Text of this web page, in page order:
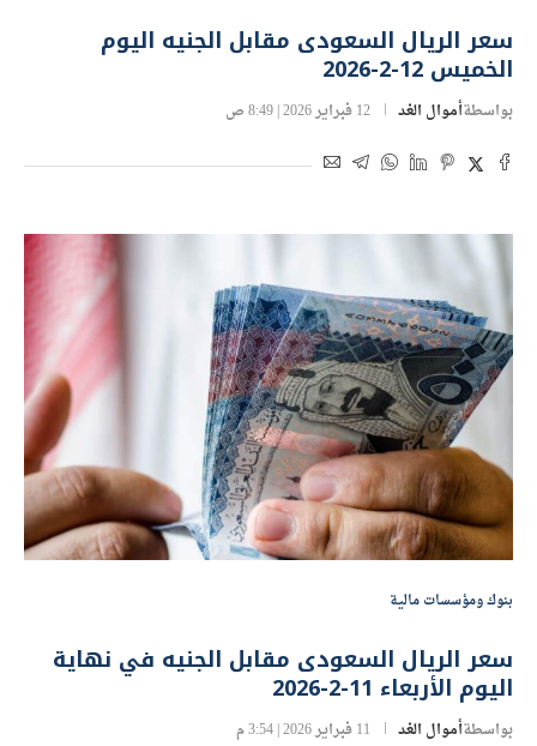
سعر الريال السعودى مقابل الجنيه اليوم
الخميس 12-2-2026
بواسطةأموال الغد 12 فبراير 2026 | 8:49 ص
بنوك ومؤسسات مالية
سعر الريال السعودى مقابل الجنيه في نهاية
اليوم الأربعاء 11-2-2026
بواسطةأموال الغد 11 فبراير 2026 | 3:54 م